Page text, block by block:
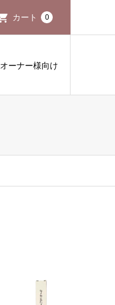
カート 0
オーナー様向け